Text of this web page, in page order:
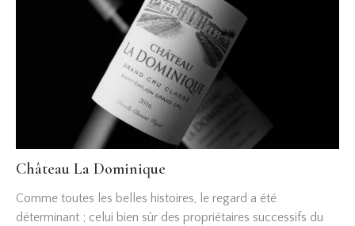
Château La Dominique
Comme toutes les belles histoires, le regard a été
déterminant ; celui bien sûr des propriétaires successifs du